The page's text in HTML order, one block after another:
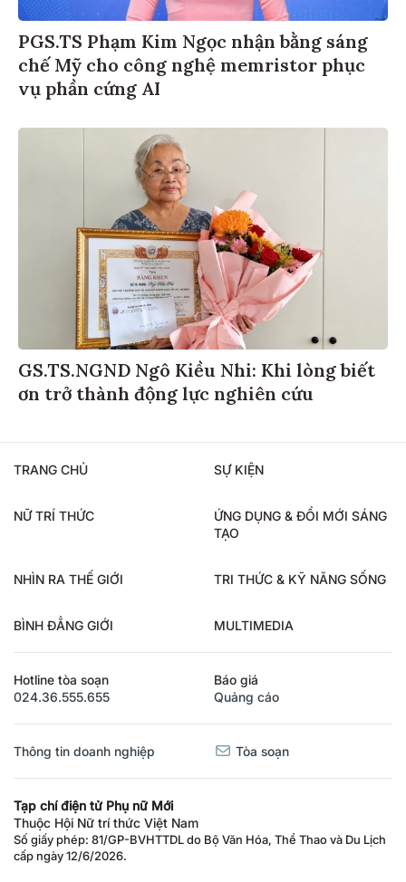
PGS.TS Phạm Kim Ngọc nhận bằng sáng
chế Mỹ cho công nghệ memristor phục
vụ phần cứng AI
GS.TS.NGND Ngô Kiều Nhi: Khi lòng biết
ơn trở thành động lực nghiên cứu
TRANG CHỦ SỰ KIỆN
NỮ TRÍ THỨC
ỨNG DỤNG & ĐỔI MỚI SÁNG
TẠO
NHÌN RA THẾ GIỚI TRI THỨC & KỸ NĂNG SỐNG
BÌNH ĐẲNG GIỚI MULTIMEDIA
Hotline tòa soạn
024.36.555.655
Báo giá
Quảng cáo
Thông tin doanh nghiệp Tòa soạn
Tạp chí điện tử Phụ nữ Mới
Thuộc Hội Nữ trí thức Việt Nam
Số giấy phép: 81/GP-BVHTTDL do Bộ Văn Hóa, Thể Thao và Du Lịch
cấp ngày 12/6/2026.